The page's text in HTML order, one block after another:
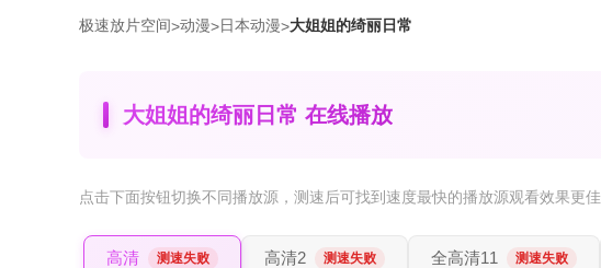
极速放片空间>动漫>日本动漫>大姐姐的绮丽日常
大姐姐的绮丽日常 在线播放
点击下面按钮切换不同播放源 ，测速后可找到速度最快的播放源观看效果更佳
高清 测速失败 高清2 测速失败 全高清11 测速失败